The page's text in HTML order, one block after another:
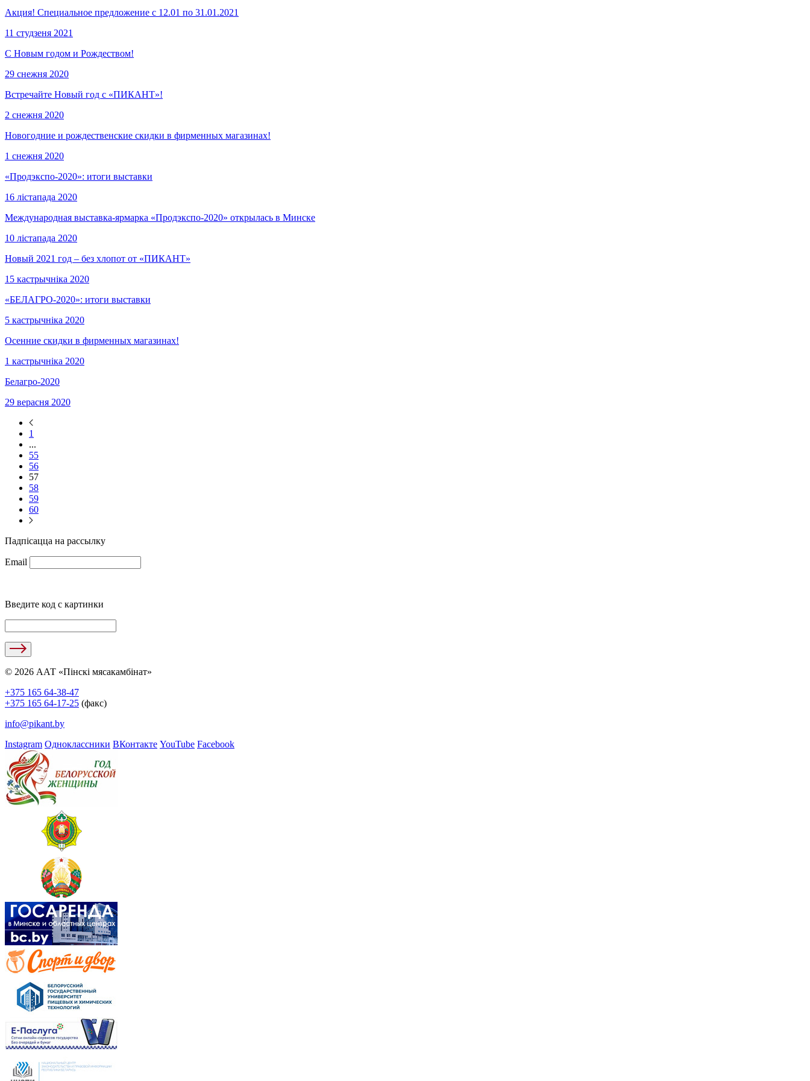
Акция! Специальное предложение с 12.01 по 31.01.2021
11 студзеня 2021
С Новым годом и Рождеством!
29 снежня 2020
Встречайте Новый год с «ПИКАНТ»!
2 снежня 2020
Новогодние и рождественские скидки в фирменных магазинах!
1 снежня 2020
«Продэкспо-2020»: итоги выставки
16 лістапада 2020
Международная выставка-ярмарка «Продэкспо-2020» открылась в Минске
10 лістапада 2020
Новый 2021 год – без хлопот от «ПИКАНТ»
15 кастрычніка 2020
«БЕЛАГРО-2020»: итоги выставки
5 кастрычніка 2020
Осенние скидки в фирменных магазинах!
1 кастрычніка 2020
Белагро-2020
29 верасня 2020
1
...
55
56
57
58
59
60
Падпісацца на рассылку
Email
Введите код с картинки
© 2026 ААТ «Пінскі мясакамбінат»
+375 165 64-38-47
+375 165 64-17-25 (факс)
info@pikant.by
Instagram Одноклассники ВКонтакте YouTube Facebook